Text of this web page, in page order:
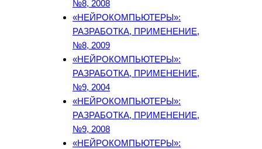
№8, 2008
«НЕЙРОКОМПЬЮТЕРЫ»:
РАЗРАБОТКА, ПРИМЕНЕНИЕ,
№8, 2009
«НЕЙРОКОМПЬЮТЕРЫ»:
РАЗРАБОТКА, ПРИМЕНЕНИЕ,
№9, 2004
«НЕЙРОКОМПЬЮТЕРЫ»:
РАЗРАБОТКА, ПРИМЕНЕНИЕ,
№9, 2008
«НЕЙРОКОМПЬЮТЕРЫ»: